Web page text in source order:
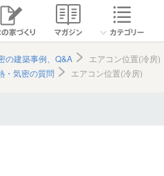
の建築事例、Q&A
エアコン位置(冷房)
・気密の質問 エアコン位置(冷房)